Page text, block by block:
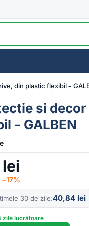
din plastic flexibil –
si
– GALBEN
lei
30 de zile 40,84 lei
zile lucrătoare